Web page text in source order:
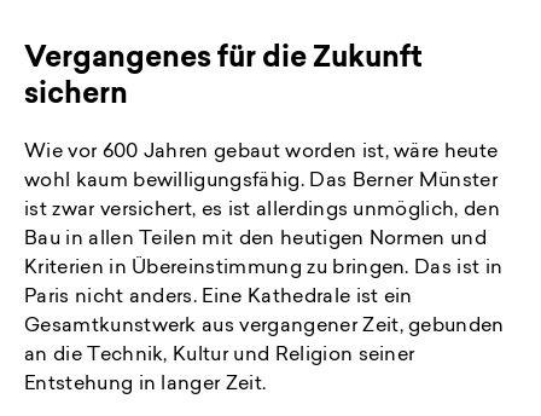
Vergangenes für die Zukunft
sichern
Wie vor 600 Jahren gebaut worden ist, wäre heute
wohl kaum bewilligungsfähig. Das Berner Münster
ist zwar versichert, es ist allerdings unmöglich, den
Bau in allen Teilen mit den heutigen Normen und
Kriterien in Übereinstimmung zu bringen. Das ist in
Paris nicht anders. Eine Kathedrale ist ein
Gesamtkunstwerk aus vergangener Zeit, gebunden
an die Technik, Kultur und Religion seiner
Entstehung in langer Zeit.